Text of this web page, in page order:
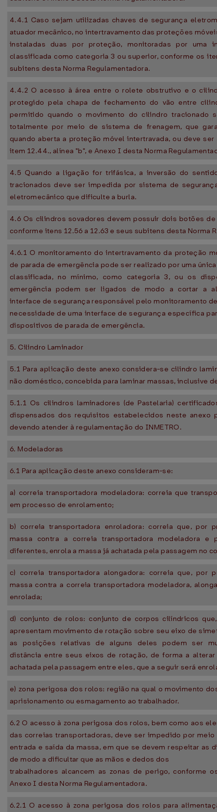
4.4.1 Caso sejam utilizadas chaves de segurança
atuador mecânico, no intertravamento das proteções
instaladas duas por proteção, monitoradas por uma
classificada como categoria 3 ou superior, conforme os
subitens desta Norma Regulamentadora.
4.4.2 O acesso à área entre o rolete obstrutivo e o
protegido pela chapa de fechamento do vão entre
permitido quando o movimento do cilindro tracionado
totalmente por meio de sistema de frenagem, que
quando aberta a proteção móvel intertravada, ou deve
item 12.44., alínea "b", e Anexo I desta Norma
4.5 Quando a ligação for trifásica, a inversão do
tracionados deve ser impedida por sistema de
eletromecânico que dificulte a burla.
4.6 Os cilindros sovadores devem possuir dois botões
conforme itens 12.56 a 12.63 e seus subitens desta Norma
4.6.1 O monitoramento do intertravamento da proteção
de parada de emergência pode ser realizado por uma
classificada, no mínimo, como categoria 3, ou os
emergência podem ser ligados de modo a cortar a
interface de segurança responsável pelo monitoramento
necessidade de uma interface de segurança específica
dispositivos de parada de emergência.
5. Cilindro Laminador
5.1 Para aplicação deste anexo considera-se cilindro
não doméstico, concebida para laminar massas, inclusive
5.1.1 Os cilindros laminadores (de Pastelaria)
dispensados dos requisitos estabelecidos neste anexo
devendo atender à regulamentação do INMETRO.
6. Modeladoras
6.1 Para aplicação deste anexo consideram-se:
a) correia transportadora modeladora: correia que
em processo de enrolamento;
b) correia transportadora enroladora: correia que, por
massa contra a correia transportadora modeladora e
diferentes, enrola a massa já achatada pela passagem no
c) correia transportadora alongadora: correia que, por
massa contra a correia transportadora modeladora,
enrolada;
d) conjunto de rolos: conjunto de corpos cilíndricos
apresentam movimento de rotação sobre seu eixo de
as posições relativas de alguns deles podem ser
distância entre seus eixos de rotação, de forma a
achatada pela passagem entre eles, que a seguir será
e) zona perigosa dos rolos: região na qual o movimento
aprisionamento ou esmagamento ao trabalhador.
6.2 O acesso à zona perigosa dos rolos, bem como aos
das correias transportadoras, deve ser impedido por
entrada e saída da massa, em que se devem respeitar as
de modo a dificultar que as mãos e dedos dos
trabalhadores alcancem as zonas de perigo, conforme
Anexo I desta Norma Regulamentadora.
6.2.1 O acesso à zona perigosa dos rolos para